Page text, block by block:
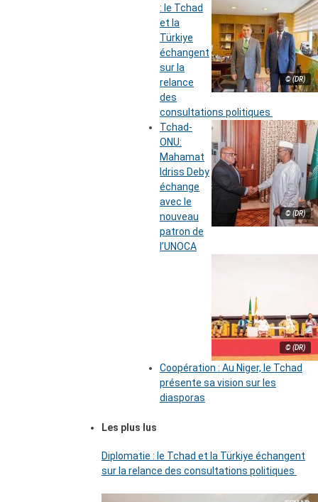
© (DR)
: le Tchad
et la
Türkiye
échangent
sur la
relance
des
consultations politiques
© (DR)
Tchad-
ONU:
Mahamat
Idriss Deby
échange
avec le
nouveau
patron de
l’UNOCA
© (DR)
Coopération : Au Niger, le Tchad
présente sa vision sur les
diasporas
Les plus lus
Diplomatie : le Tchad et la Türkiye échangent
sur la relance des consultations politiques